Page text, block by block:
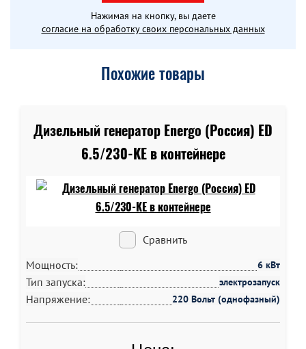
Нажимая на кнопку, вы даете
согласие на обработку своих персональных данных
Похожие товары
Дизельный генератор Energo (Россия) ED
6.5/230-KE в контейнере
Сравнить
Мощность:
6 кВт
Тип запуска: электрозапуск
Напряжение: 220 Вольт (однофазный)